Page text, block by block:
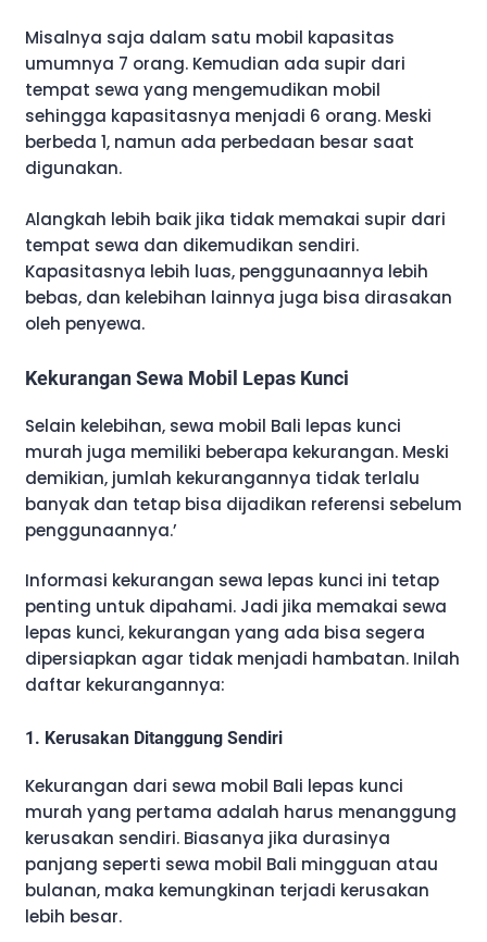
Misalnya saja dalam satu mobil kapasitas
umumnya 7 orang. Kemudian ada supir dari
tempat sewa yang mengemudikan mobil
sehingga kapasitasnya menjadi 6 orang. Meski
berbeda 1, namun ada perbedaan besar saat
digunakan.
Alangkah lebih baik jika tidak memakai supir dari
tempat sewa dan dikemudikan sendiri.
Kapasitasnya lebih luas, penggunaannya lebih
bebas, dan kelebihan lainnya juga bisa dirasakan
oleh penyewa.
Kekurangan Sewa Mobil Lepas Kunci
Selain kelebihan, sewa mobil Bali lepas kunci
murah juga memiliki beberapa kekurangan. Meski
demikian, jumlah kekurangannya tidak terlalu
banyak dan tetap bisa dijadikan referensi sebelum
penggunaannya.’
Informasi kekurangan sewa lepas kunci ini tetap
penting untuk dipahami. Jadi jika memakai sewa
lepas kunci, kekurangan yang ada bisa segera
dipersiapkan agar tidak menjadi hambatan. Inilah
daftar kekurangannya:
1. Kerusakan Ditanggung Sendiri
Kekurangan dari sewa mobil Bali lepas kunci
murah yang pertama adalah harus menanggung
kerusakan sendiri. Biasanya jika durasinya
panjang seperti sewa mobil Bali mingguan atau
bulanan, maka kemungkinan terjadi kerusakan
lebih besar.